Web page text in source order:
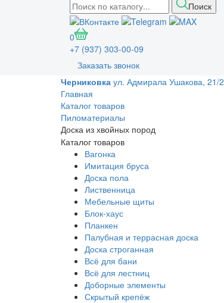
Поиск
0
+7 (937) 303-00-09
Заказать звонок
Черниковка ул. Адмирала Ушакова, 21/2
Главная
Каталог товаров
Пиломатериалы
Доска из хвойных пород
Каталог товаров
Вагонка
Имитация бруса
Доска пола
Лиственница
Мебельные щиты
Блок-хаус
Планкен
Палубная и террасная доска
Доска строганная
Всё для бани
Всё для лестниц
Доборные элементы
Скрытый крепёж